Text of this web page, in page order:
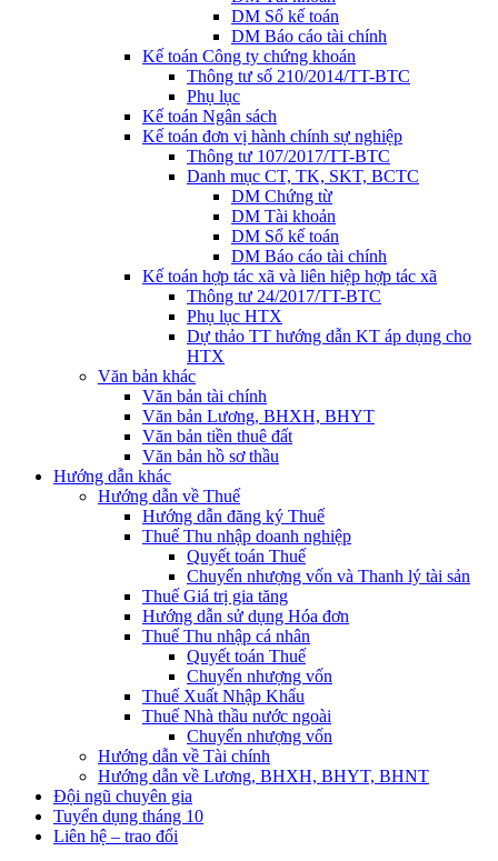
DM Sổ kế toán
DM Báo cáo tài chính
Kế toán Công ty chứng khoán
Thông tư số 210/2014/TT-BTC
Phụ lục
Kế toán Ngân sách
Kế toán đơn vị hành chính sự nghiệp
Thông tư 107/2017/TT-BTC
Danh mục CT, TK, SKT, BCTC
DM Chứng từ
DM Tài khoản
DM Sổ kế toán
DM Báo cáo tài chính
Kế toán hợp tác xã và liên hiệp hợp tác xã
Thông tư 24/2017/TT-BTC
Phụ lục HTX
Dự thảo TT hướng dẫn KT áp dụng cho
HTX
Văn bản khác
Văn bản tài chính
Văn bản Lương, BHXH, BHYT
Văn bản tiền thuê đất
Văn bản hồ sơ thầu
Hướng dẫn khác
Hướng dẫn về Thuế
Hướng dẫn đăng ký Thuế
Thuế Thu nhập doanh nghiệp
Quyết toán Thuế
Chuyển nhượng vốn và Thanh lý tài sản
Thuế Giá trị gia tăng
Hướng dẫn sử dụng Hóa đơn
Thuế Thu nhập cá nhân
Quyết toán Thuế
Chuyển nhượng vốn
Thuế Xuất Nhập Khẩu
Thuế Nhà thầu nước ngoài
Chuyển nhượng vốn
Hướng dẫn về Tài chính
Hướng dẫn về Lương, BHXH, BHYT, BHNT
Đội ngũ chuyên gia
Tuyển dụng tháng 10
Liên hệ – trao đổi